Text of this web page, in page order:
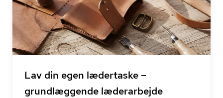
Lav din egen lædertaske –
grundlæggende læderarbejde